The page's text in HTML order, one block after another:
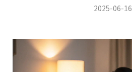
2025-06-16